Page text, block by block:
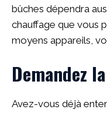
bûches dépendra
chauffage que vous
moyens appareils,
Demandez
Avez-vous déjà